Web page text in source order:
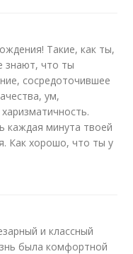
Такие, как ты,
знают, что ты
сосредоточившее
ум,
каждая минута твоей
Как хорошо, что ты у
и классный
была комфортной